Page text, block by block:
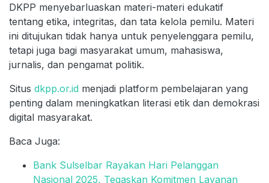
DKPP menyebarluaskan materi-materi edukatif
tentang etika, integritas, dan tata kelola pemilu. Materi
ini ditujukan tidak hanya untuk penyelenggara pemilu,
tetapi juga bagi masyarakat umum, mahasiswa,
jurnalis, dan pengamat politik.
Situs dkpp.or.id menjadi platform pembelajaran yang
penting dalam meningkatkan literasi etik dan demokrasi
digital masyarakat.
Baca Juga:
Bank Sulselbar Rayakan Hari Pelanggan
Nasional 2025, Tegaskan Komitmen Layanan